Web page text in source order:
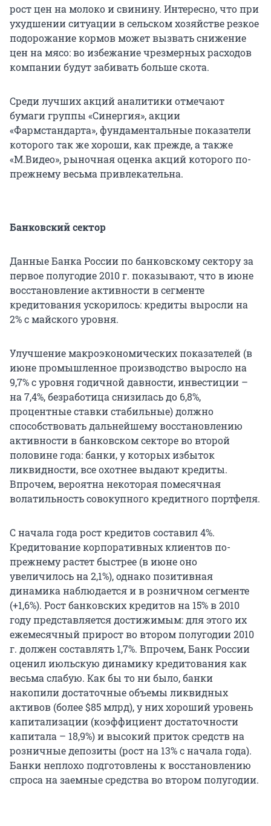
рост цен на молоко и свинину. Интересно, что при
ухудшении ситуации в сельском хозяйстве резкое
подорожание кормов может вызвать снижение
цен на мясо: во избежание чрезмерных расходов
компании будут забивать больше скота.
Среди лучших акций аналитики отмечают
бумаги группы «Синергия», акции
«Фармстандарта», фундаментальные показатели
которого так же хороши, как прежде, а также
«M.Видео», рыночная оценка акций которого по-
прежнему весьма привлекательна.
Банковский сектор
Данные Банка России по банковскому сектору за
первое полугодие 2010 г. показывают, что в июне
восстановление активности в сегменте
кредитования ускорилось: кредиты выросли на
2% с майского уровня.
Улучшение макроэкономических показателей (в
июне промышленное производство выросло на
9,7% с уровня годичной давности, инвестиции –
на 7,4%, безработица снизилась до 6,8%,
процентные ставки стабильные) должно
способствовать дальнейшему восстановлению
активности в банковском секторе во второй
половине года: банки, у которых избыток
ликвидности, все охотнее выдают кредиты.
Впрочем, вероятна некоторая помесячная
волатильность совокупного кредитного портфеля.
С начала года рост кредитов составил 4%.
Кредитование корпоративных клиентов по-
прежнему растет быстрее (в июне оно
увеличилось на 2,1%), однако позитивная
динамика наблюдается и в розничном сегменте
(+1,6%). Рост банковских кредитов на 15% в 2010
году представляется достижимым: для этого их
ежемесячный прирост во втором полугодии 2010
г. должен составлять 1,7%. Впрочем, Банк России
оценил июльскую динамику кредитования как
весьма слабую. Как бы то ни было, банки
накопили достаточные объемы ликвидных
активов (более $85 млрд), у них хороший уровень
капитализации (коэффициент достаточности
капитала – 18,9%) и высокий приток средств на
розничные депозиты (рост на 13% с начала года).
Банки неплохо подготовлены к восстановлению
спроса на заемные средства во втором полугодии.